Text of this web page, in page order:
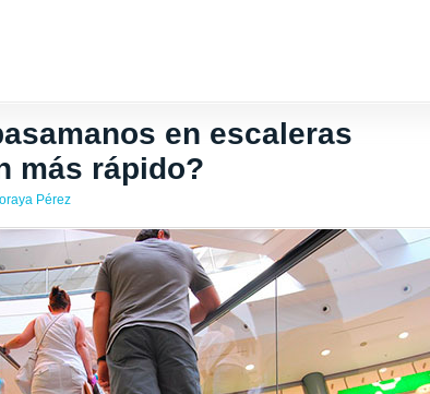
en escaleras
más rápido?
Pérez